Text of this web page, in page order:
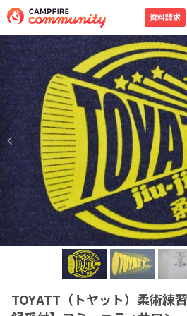
資料請求
TOYATT（トヤット）柔術練